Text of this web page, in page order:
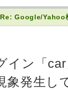
Google/Yahoo
イン「
象発生し